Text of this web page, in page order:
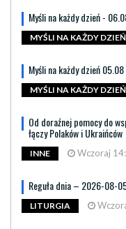
Myśli na każdy dzień -
MYŚLI NA KAŻDY DZIEŃ
Myśli na każdy dzień
MYŚLI NA KAŻDY DZIEŃ
Od doraźnej pomocy do
łączy Polaków i Ukraińców
INNE Wczoraj
Reguła dnia – 2026-08-
LITURGIA